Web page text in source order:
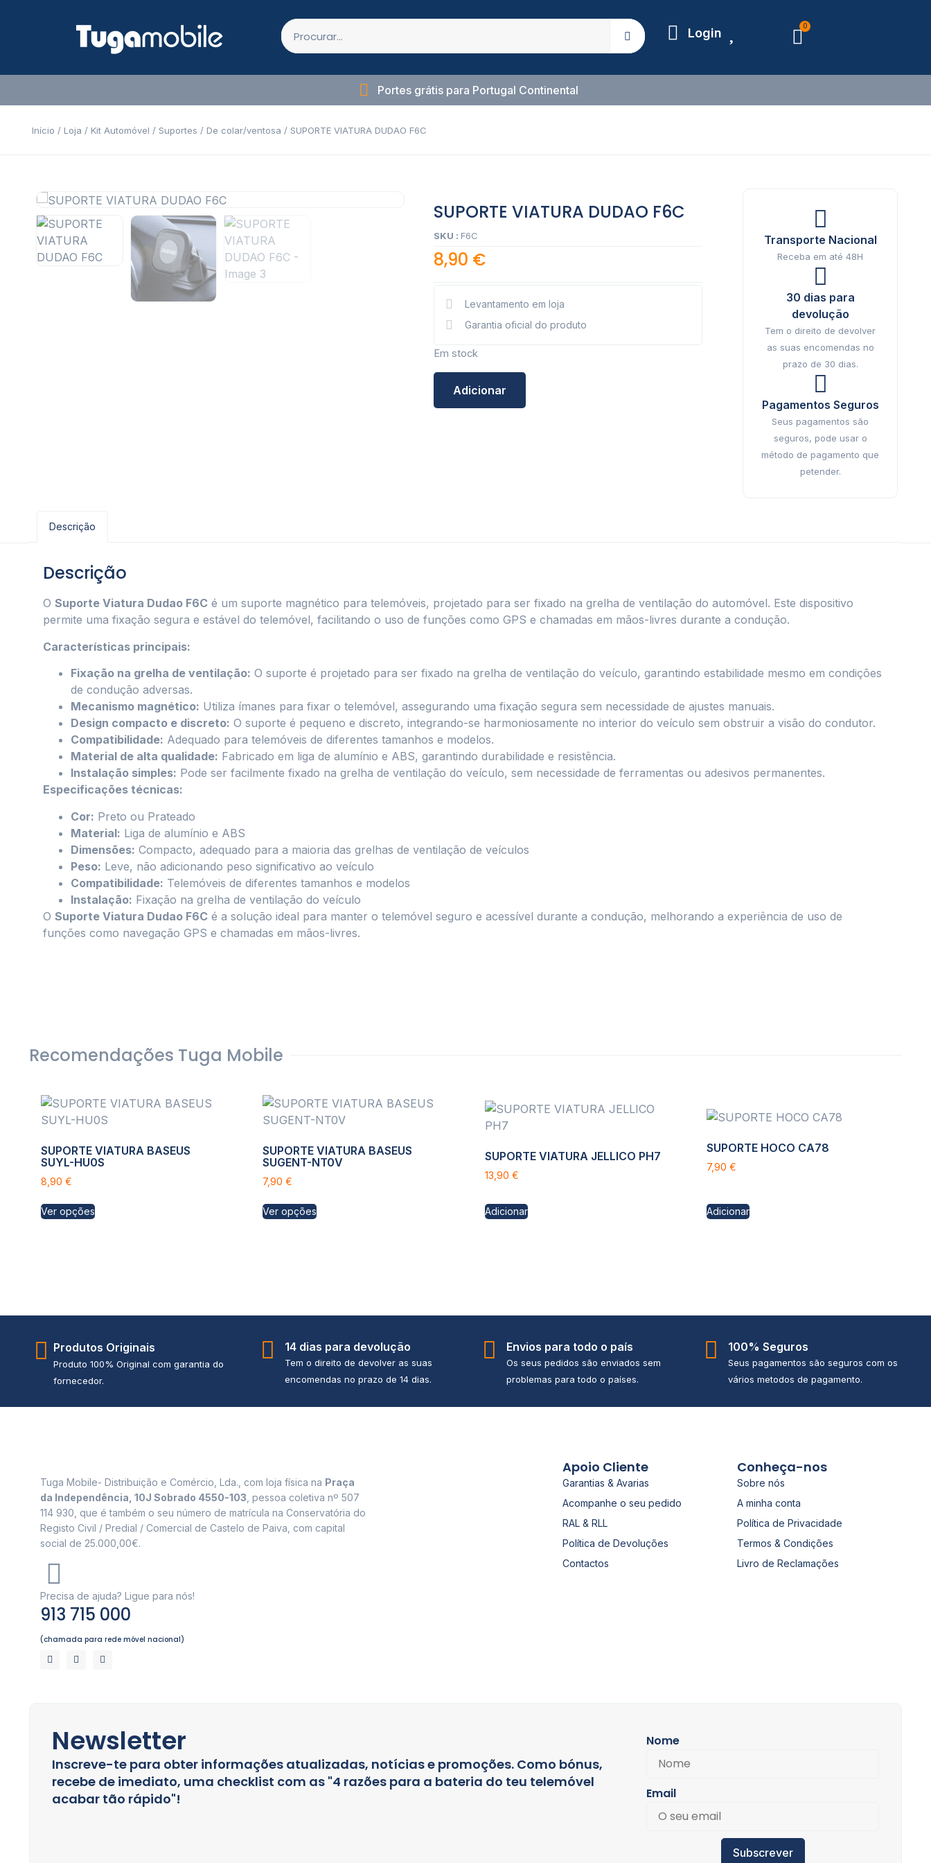
Login 0
Portes grátis para Portugal Continental
Início / Loja / Kit Automóvel / Suportes / De colar/ventosa / SUPORTE VIATURA DUDAO F6C
SUPORTE VIATURA DUDAO F6C
SKU : F6C
8,90 €
Levantamento em loja
Garantia oficial do produto
Em stock
Adicionar
Transporte Nacional
Receba em até 48H
30 dias para
devolução
Tem o direito de devolver
as suas encomendas no
prazo de 30 dias.
Pagamentos Seguros
Seus pagamentos são
seguros, pode usar o
método de pagamento que
petender.
Descrição
Descrição
O Suporte Viatura Dudao F6C é um suporte magnético para telemóveis, projetado para ser fixado na grelha de ventilação do automóvel. Este dispositivo
permite uma fixação segura e estável do telemóvel, facilitando o uso de funções como GPS e chamadas em mãos-livres durante a condução.
Características principais:
Fixação na grelha de ventilação: O suporte é projetado para ser fixado na grelha de ventilação do veículo, garantindo estabilidade mesmo em condições
de condução adversas.
Mecanismo magnético: Utiliza ímanes para fixar o telemóvel, assegurando uma fixação segura sem necessidade de ajustes manuais.
Design compacto e discreto: O suporte é pequeno e discreto, integrando-se harmoniosamente no interior do veículo sem obstruir a visão do condutor.
Compatibilidade: Adequado para telemóveis de diferentes tamanhos e modelos.
Material de alta qualidade: Fabricado em liga de alumínio e ABS, garantindo durabilidade e resistência.
Instalação simples: Pode ser facilmente fixado na grelha de ventilação do veículo, sem necessidade de ferramentas ou adesivos permanentes.
Especificações técnicas:
Cor: Preto ou Prateado
Material: Liga de alumínio e ABS
Dimensões: Compacto, adequado para a maioria das grelhas de ventilação de veículos
Peso: Leve, não adicionando peso significativo ao veículo
Compatibilidade: Telemóveis de diferentes tamanhos e modelos
Instalação: Fixação na grelha de ventilação do veículo
O Suporte Viatura Dudao F6C é a solução ideal para manter o telemóvel seguro e acessível durante a condução, melhorando a experiência de uso de
funções como navegação GPS e chamadas em mãos-livres.
Recomendações Tuga Mobile
SUPORTE VIATURA BASEUS
SUYL-HU0S
8,90 €
Ver opções
SUPORTE VIATURA BASEUS
SUGENT-NT0V
7,90€
Ver opções
SUPORTE VIATURA JELLICO PH7
13,90 €
Adicionar
SUPORTE HOCO CA78
7,90 €
Adicionar
Produtos Originais
Produto 100% Original com garantia do
fornecedor.
14 dias para devolução
Tem o direito de devolver as suas
encomendas no prazo de 14 dias.
Envios para todo o país
Os seus pedidos são enviados sem
problemas para todo o países.
100% Seguros
Seus pagamentos são seguros com os
vários metodos de pagamento.
Tuga Mobile- Distribuição e Comércio, Lda., com loja física na Praça
da Independência, 10J Sobrado 4550-103 , pessoa coletiva nº 507
114 930, que é também o seu número de matrícula na Conservatória do
Registo Civil / Predial / Comercial de Castelo de Paiva, com capital
social de 25.000,00€.
Precisa de ajuda? Ligue para nós!
913 715 000
(chamada para rede móvel nacional)
Apoio Cliente
Garantias & Avarias
Acompanhe o seu pedido
RAL & RLL
Política de Devoluções
Contactos
Conheça-nos
Sobre nós
A minha conta
Política de Privacidade
Termos & Condições
Livro de Reclamações
Newsletter
Inscreve-te para obter informações atualizadas, notícias e promoções. Como bónus,
recebe de imediato, uma checklist com as "4 razões para a bateria do teu telemóvel
acabar tão rápido"!
Nome
Email
Subscrever